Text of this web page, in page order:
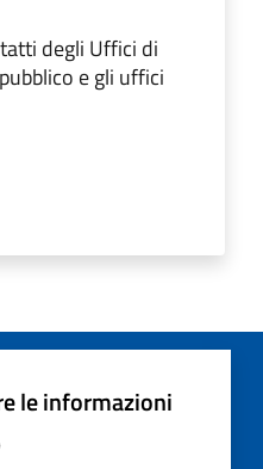
degli Uffici di
e gli uffici
le informazioni